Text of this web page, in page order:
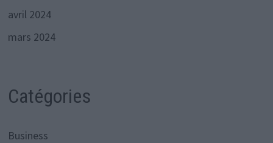
avril 2024
mars 2024
Catégories
Business